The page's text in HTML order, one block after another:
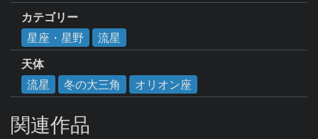
カテゴリー
星座・星野
流星
天体
流星
冬の大三角 オリオン座
関連作品